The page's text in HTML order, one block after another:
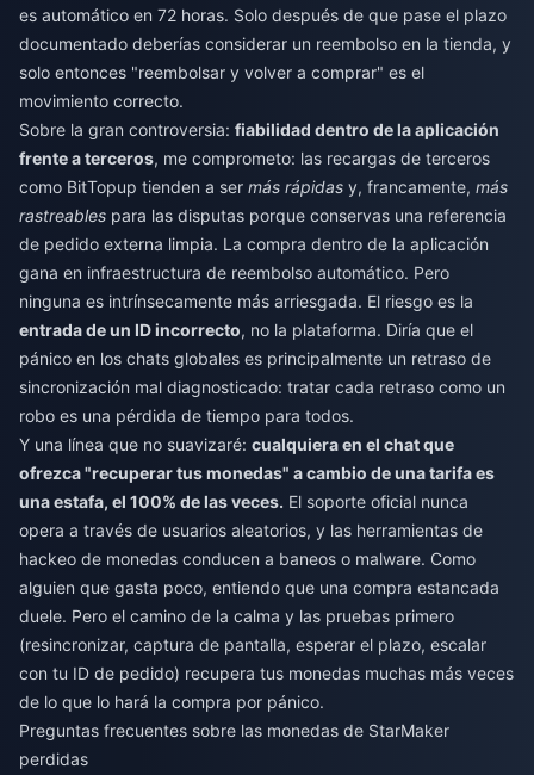
es automático en 72 horas. Solo después de que pase el plazo
documentado deberías considerar un reembolso en la tienda, y
solo entonces "reembolsar y volver a comprar" es el
movimiento correcto.
Sobre la gran controversia: fiabilidad dentro de la aplicación
frente a terceros, me comprometo: las recargas de terceros
como BitTopup tienden a ser más rápidas y, francamente, más
rastreables para las disputas porque conservas una referencia
de pedido externa limpia. La compra dentro de la aplicación
gana en infraestructura de reembolso automático. Pero
ninguna es intrínsecamente más arriesgada. El riesgo es la
entrada de un ID incorrecto, no la plataforma. Diría que el
pánico en los chats globales es principalmente un retraso de
sincronización mal diagnosticado: tratar cada retraso como un
robo es una pérdida de tiempo para todos.
Y una línea que no suavizaré: cualquiera en el chat que
ofrezca "recuperar tus monedas" a cambio de una tarifa es
una estafa, el 100% de las veces. El soporte oficial nunca
opera a través de usuarios aleatorios, y las herramientas de
hackeo de monedas conducen a baneos o malware. Como
alguien que gasta poco, entiendo que una compra estancada
duele. Pero el camino de la calma y las pruebas primero
(resincronizar, captura de pantalla, esperar el plazo, escalar
con tu ID de pedido) recupera tus monedas muchas más veces
de lo que lo hará la compra por pánico.
Preguntas frecuentes sobre las monedas de StarMaker
perdidas